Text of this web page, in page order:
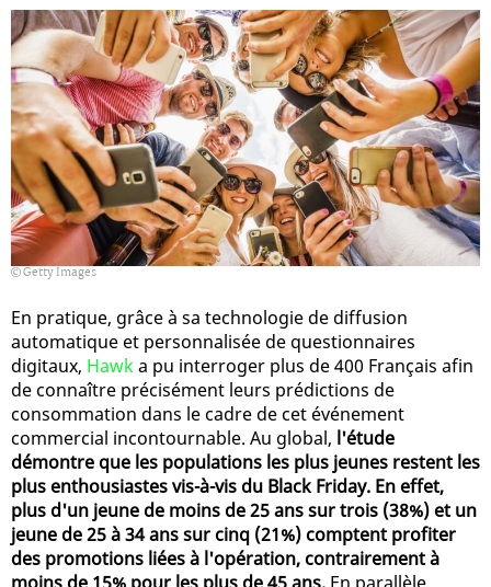
Getty Images
En pratique, grâce à sa technologie de diffusion
automatique et personnalisée de questionnaires
digitaux, Hawka pu interroger plus de 400 Français afin
de connaître précisément leurs prédictions de
consommation dans le cadre de cet événement
commercial incontournable. Au global, l'étude
démontre que les populations les plus jeunes restent les
plus enthousiastes vis-à-vis du Black Friday. En effet,
plus d'un jeune de moins de 25 ans sur trois (38%) et un
jeune de 25 à 34 ans sur cinq (21%) comptent profiter
des promotions liées à l'opération, contrairement à